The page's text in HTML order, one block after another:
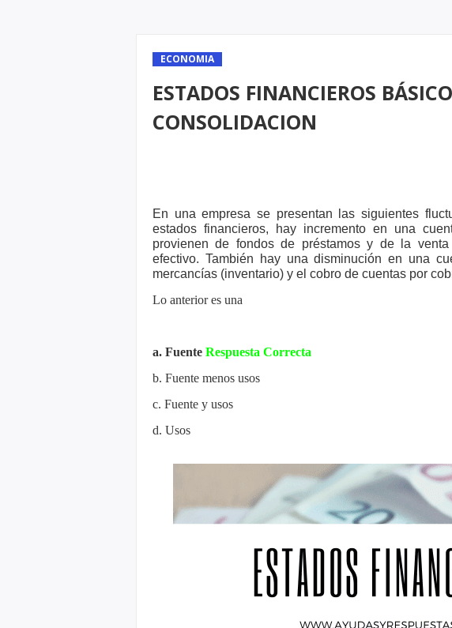
ECONOMIA
ESTADOS FINANCIEROS
CONSOLIDACION
En una empresa se presentan las siguientes
estados financieros, hay incremento en una
provienen de fondos de préstamos y de la
efectivo. También hay una disminución en una
mercancías (inventario) y el cobro de cuentas por
Lo anterior es una
a. Fuente Respuesta Correcta
b. Fuente menos usos
c. Fuente y usos
d. Usos